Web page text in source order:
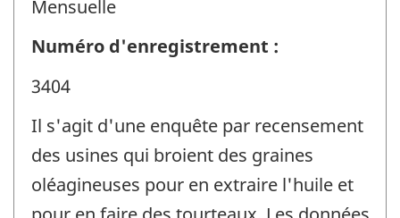
Mensuelle
Numéro d'enregistrement :
3404
Il s'agit d'une enquête par recensement
des usines qui broient des graines
oléagineuses pour en extraire l'huile et